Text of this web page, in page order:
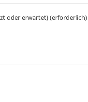
oder erwartet) (erforderlich)